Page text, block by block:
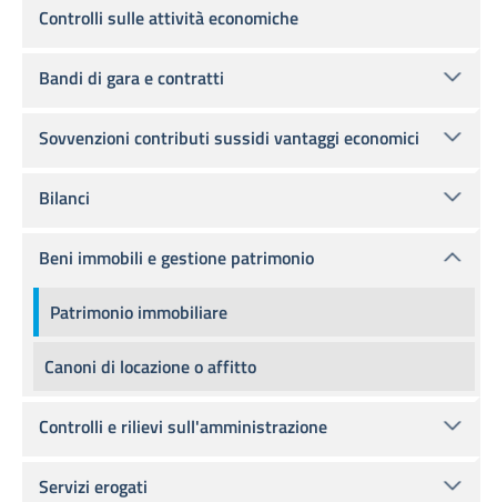
Controlli sulle attività economiche
Bandi di gara e contratti
Sovvenzioni contributi sussidi vantaggi economici
Bilanci
Beni immobili e gestione patrimonio
Patrimonio immobiliare
Canoni di locazione o affitto
Controlli e rilievi sull'amministrazione
Servizi erogati